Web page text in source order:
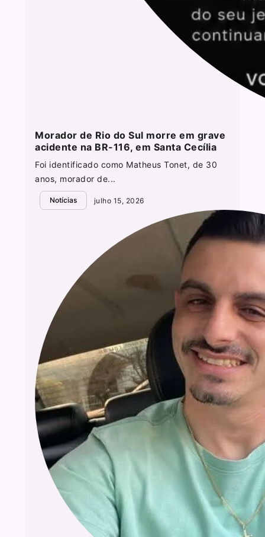
Morador de Rio do Sul morre em grave
acidente na BR-116, em Santa Cecília
Foi identificado como Matheus Tonet, de 30
anos, morador de...
Notícias julho 15, 2026